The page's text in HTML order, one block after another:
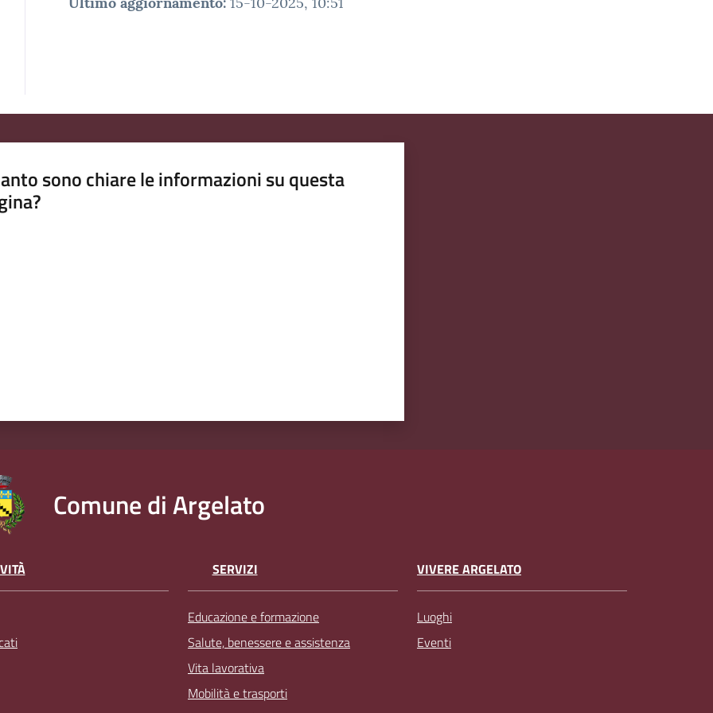
sono chiare le informazioni su questa
Comune di Argelato
SERVIZI
Educazione e formazione
Salute, benessere e assistenza
Vita lavorativa
Mobilità e trasporti
VIVERE ARGELATO
Luoghi
Eventi